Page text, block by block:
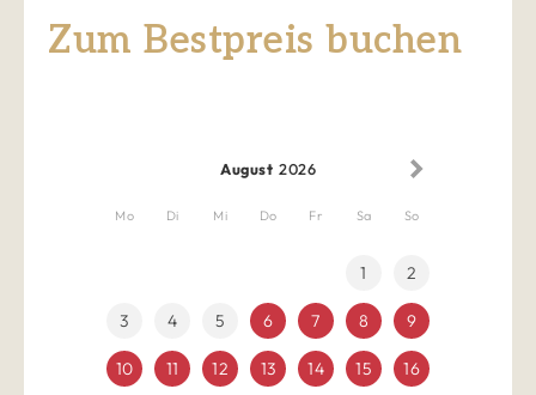
Zum Bestpreis buchen
August 2026
Mo Di Mi Do Fr Sa So
1 2
3 4 5 6 7 8 9
10 11 12 13 14 15 16